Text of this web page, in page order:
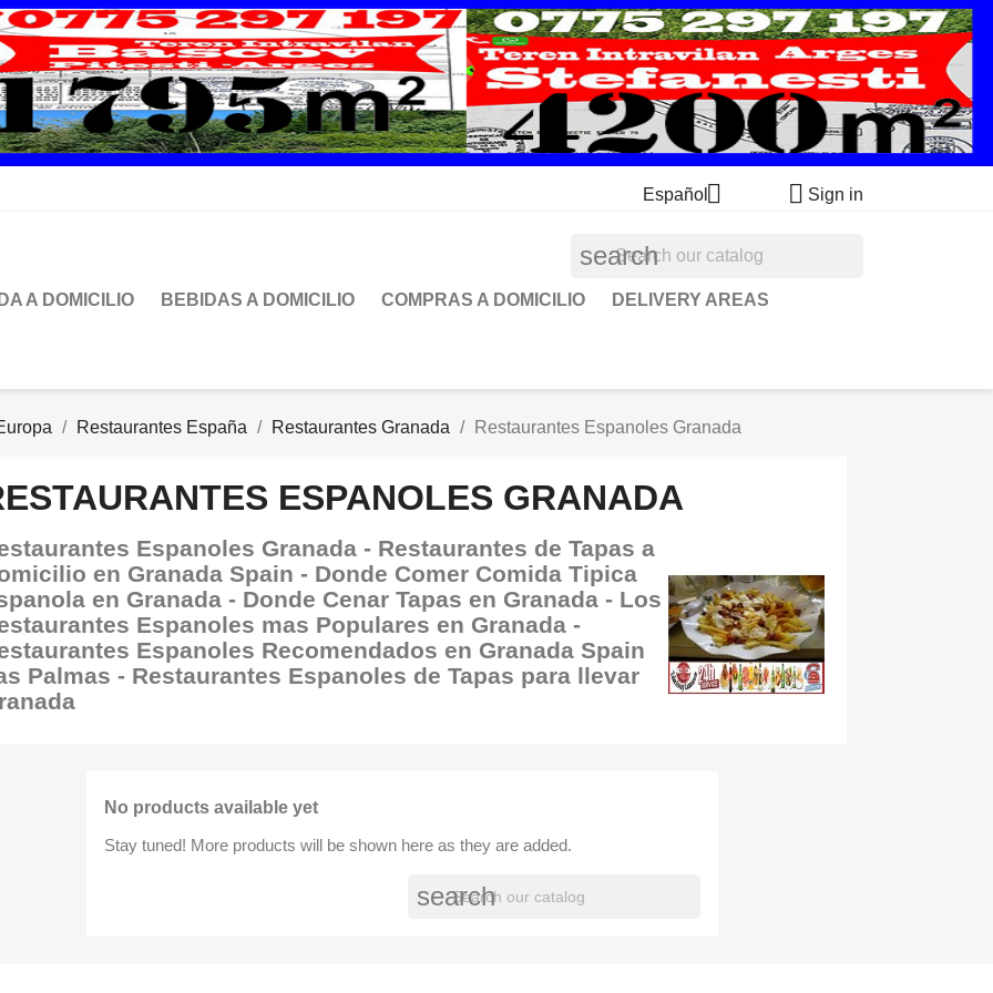
Español  Sign in
search
A DOMICILIO BEBIDAS A DOMICILIO COMPRAS A DOMICILIO DELIVERY AREAS
Restaurantes España Restaurantes Granada Restaurantes Espanoles Granada
ESPANOLES GRANADA
Espanoles Granada - Restaurantes de Tapas a
en Granada Spain - Donde Comer Comida Tipica
en Granada - Donde Cenar Tapas en Granada - Los
Espanoles mas Populares en Granada -
Espanoles Recomendados en Granada Spain
Palmas - Restaurantes Espanoles de Tapas para llevar
No products available yet
Stay tuned! More products will be shown here as they are added.
search